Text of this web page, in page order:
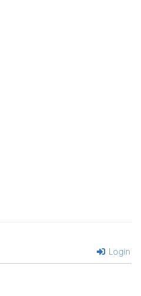
Login